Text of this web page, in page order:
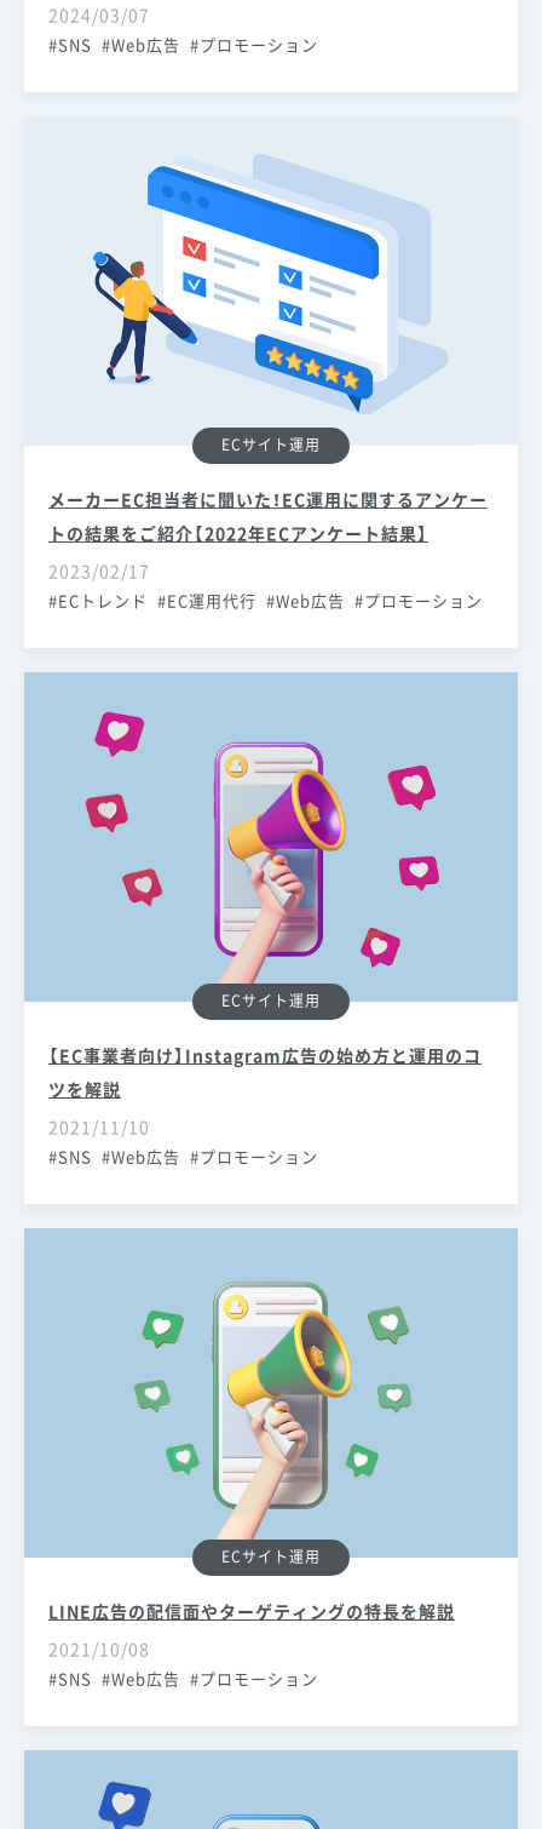
2024/03/07
SNS Web広告 プロモーション
ECサイト運用
メーカーEC担当者に聞いた！EC運用に関するアンケー
トの結果をご紹介【2022年ECアンケート結果】
2023/02/17
ECトレンド EC運用代行 Web広告 プロモーション
ECサイト運用
【EC事業者向け】Instagram広告の始め方と運用のコ
ツを解説
2021/11/10
SNS Web広告 プロモーション
ECサイト運用
LINE広告の配信面やターゲティングの特長を解説
2021/10/08
SNS Web広告 プロモーション